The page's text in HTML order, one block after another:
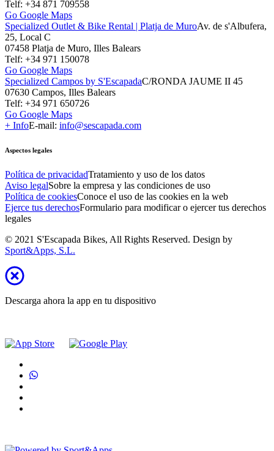
Telf: +34 871 709558
Go Google Maps
Specialized Outlet & Bike Rental | Platja de MuroAv. de s'Albufera,
25, Local C
07458 Platja de Muro, Illes Balears
Telf: +34 971 150078
Go Google Maps
Specialized Campos by S'EscapadaC/RONDA JAUME II 45
07630 Campos, Illes Balears
Telf: +34 971 650726
Go Google Maps
+ InfoE-mail: info@sescapada.com
Aspectos legales
Política de privacidadTratamiento y uso de los datos
Aviso legalSobre la empresa y las condiciones de uso
Política de cookiesConoce el uso de las cookies en la web
Ejerce tus derechosFormulario para modificar o ejercer tus derechos
legales
© 2021 S'Escapada Bikes, All Rights Reserved. Design by
Sport&Apps, S.L.
Descarga ahora la app en tu dispositivo